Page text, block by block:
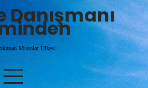
Danışmanı
Mısralar Ülkesi..